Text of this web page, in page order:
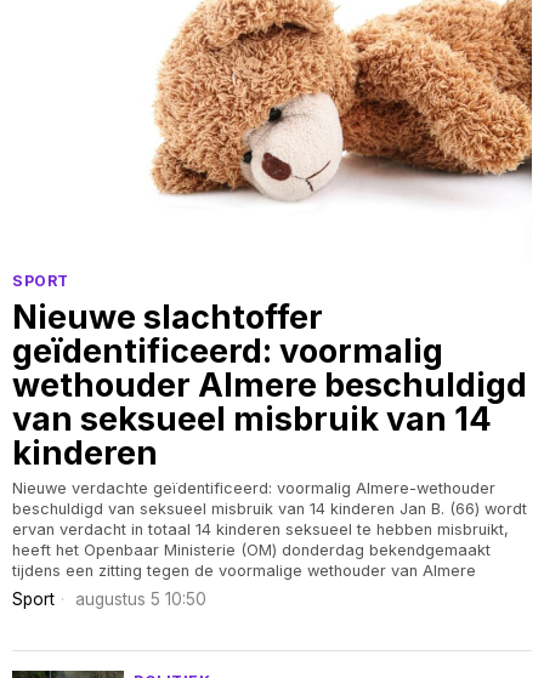
SPORT
Nieuwe slachtoffer
geïdentificeerd: voormalig
wethouder Almere beschuldigd
van seksueel misbruik van 14
kinderen
Nieuwe verdachte geïdentificeerd: voormalig Almere-wethouder
beschuldigd van seksueel misbruik van 14 kinderen Jan B. (66) wordt
ervan verdacht in totaal 14 kinderen seksueel te hebben misbruikt,
heeft het Openbaar Ministerie (OM) donderdag bekendgemaakt
tijdens een zitting tegen de voormalige wethouder van Almere
Sport augustus 5 10:50